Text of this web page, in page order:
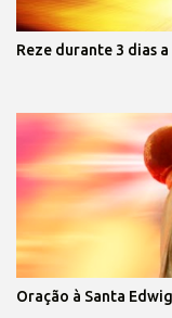
Reze durante 3 dias
Oração à Santa